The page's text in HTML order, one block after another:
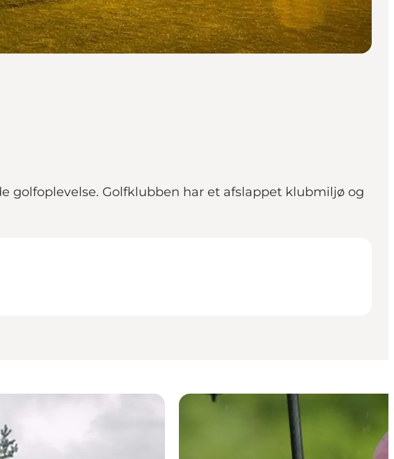
golfoplevelse. Golfklubben har et afslappet klubmiljø og